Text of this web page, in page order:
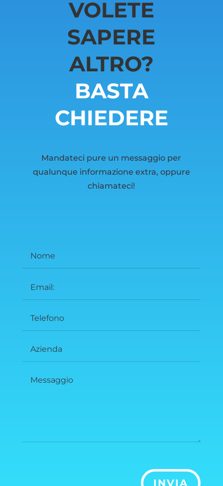
VOLETE
SAPERE
ALTRO?
BASTA
CHIEDERE
Mandateci pure un messaggio per
qualunque informazione extra, oppure
chiamateci!
INVIA